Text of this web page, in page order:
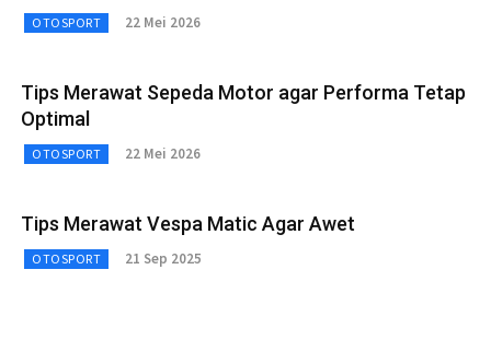
OTOSPORT 22 Mei 2026
Tips Merawat Sepeda Motor agar Performa Tetap
Optimal
OTOSPORT 22 Mei 2026
Tips Merawat Vespa Matic Agar Awet
OTOSPORT 21 Sep 2025